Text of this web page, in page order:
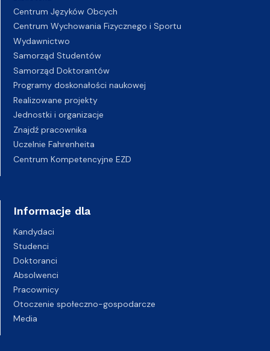
Centrum Języków Obcych
Centrum Wychowania Fizycznego i Sportu
Wydawnictwo
Samorząd Studentów
Samorząd Doktorantów
Programy doskonałości naukowej
Realizowane projekty
Jednostki i organizacje
Znajdź pracownika
Uczelnie Fahrenheita
Centrum Kompetencyjne EZD
Informacje dla
Kandydaci
Studenci
Doktoranci
Absolwenci
Pracownicy
Otoczenie społeczno-gospodarcze
Media